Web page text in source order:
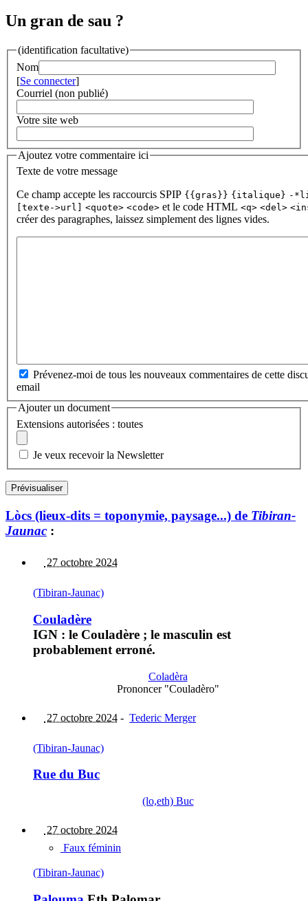
Un gran de sau ?
(identification facultative)
Nom
[Se connecter]
Courriel (non publié)
Votre site web
Ajoutez votre commentaire ici
Texte de votre message
Ce champ accepte les raccourcis SPIP {{gras}} {italique} -
[texte->url]
<quote> <code> et le code HTML <q> <del>
créer des paragraphes, laissez simplement des lignes vides.
Prévenez-moi de tous les nouveaux commentaires de cette
email
Ajouter un document
Extensions autorisées : toutes
Je veux recevoir la Newsletter
Lòcs (lieux-dits = toponymie, paysage...) de Tibiran-
Jaunac :
27 octobre 2024
(Tibiran-Jaunac)
Couladère
IGN : le Couladère ; le masculin est
probablement erroné.
Coladèra
Prononcer "Couladèro"
27 octobre 2024 - Tederic Merger
(Tibiran-Jaunac)
Rue du Buc
(lo,eth) Buc
27 octobre 2024
Faux féminin
(Tibiran-Jaunac)